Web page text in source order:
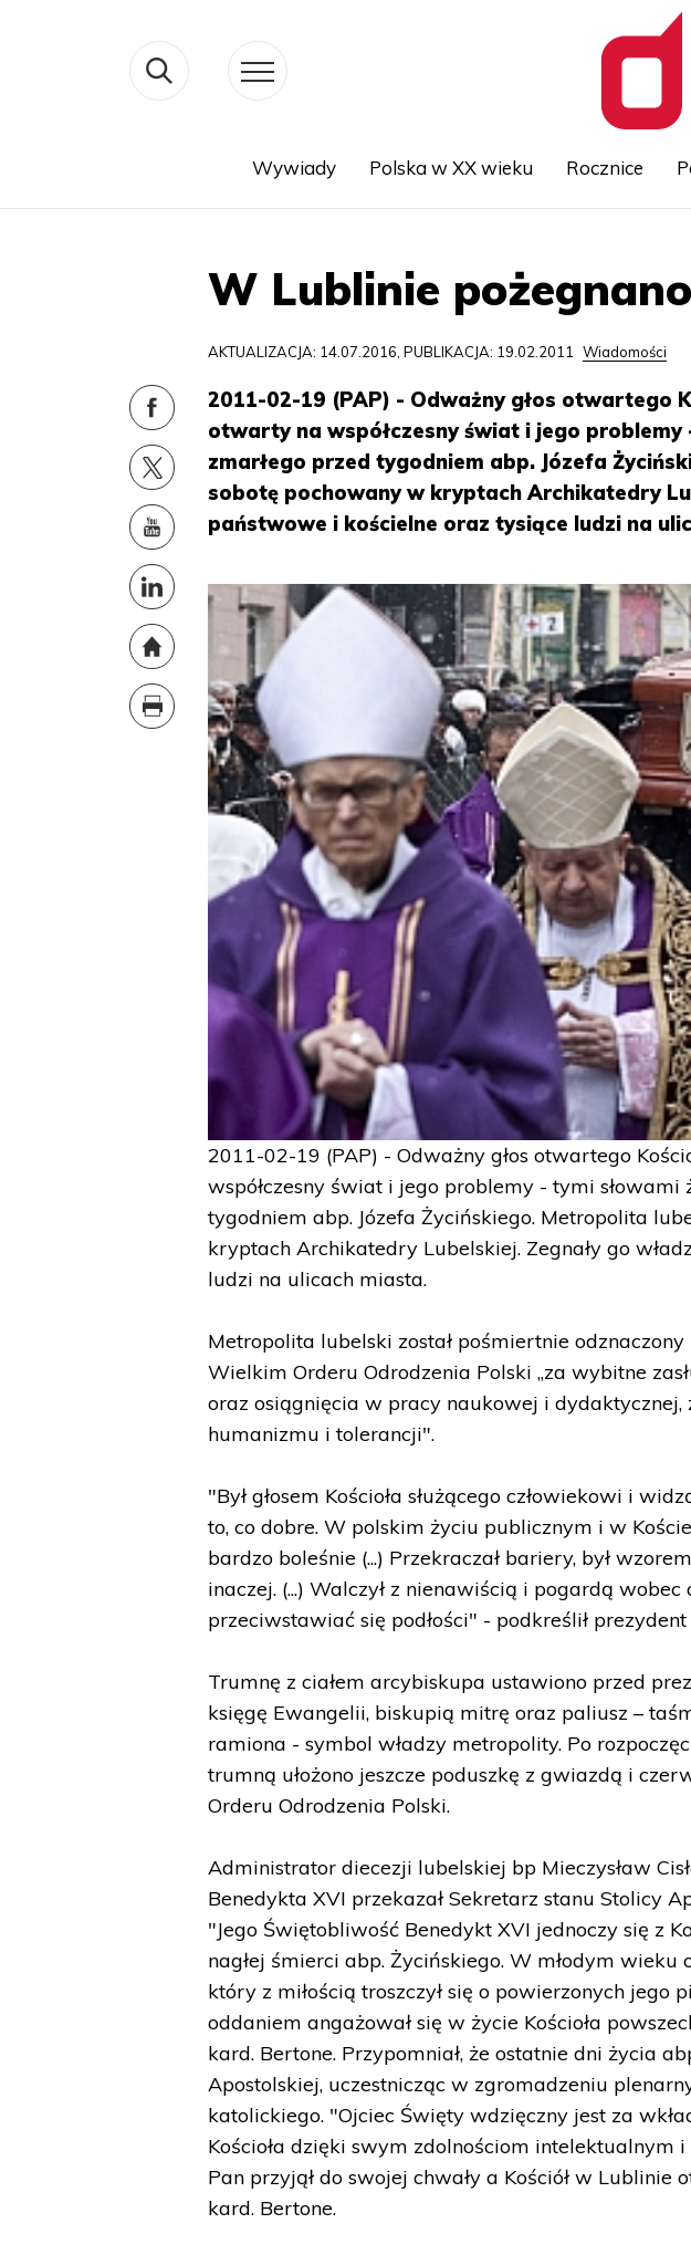
Wywiady Polska w XX wieku Rocznice
W Lublinie
AKTUALIZACJA: 14.07.2016, PUBLIKACJA: 19.02.2011 Wiadomości
2011-02-19 (PAP) - Odważny głos otwartego
otwarty na współczesny świat i jego
zmarłego przed tygodniem abp. Józefa
sobotę pochowany w kryptach Archikatedry
państwowe i kościelne oraz tysiące ludzi na
2011-02-19 (PAP) - Odważny głos otwartego
współczesny świat i jego problemy - tymi słowami
tygodniem abp. Józefa Życińskiego. Metropolita
kryptach Archikatedry Lubelskiej. Zegnały go
ludzi na ulicach miasta.
Metropolita lubelski został pośmiertnie
Wielkim Orderu Odrodzenia Polski „za wybitne
oraz osiągnięcia w pracy naukowej i
humanizmu i tolerancji".
"Był głosem Kościoła służącego człowiekowi i
to, co dobre. W polskim życiu publicznym i w
bardzo boleśnie (...) Przekraczał bariery, był
inaczej. (...) Walczył z nienawiścią i pogardą wobec
przeciwstawiać się podłości" - podkreślił
Trumnę z ciałem arcybiskupa ustawiono przed
księgę Ewangelii, biskupią mitrę oraz paliusz –
ramiona - symbol władzy metropolity. Po
trumną ułożono jeszcze poduszkę z gwiazdą i
Orderu Odrodzenia Polski.
Administrator diecezji lubelskiej bp Mieczysław
Benedykta XVI przekazał Sekretarz stanu Stolicy
"Jego Świętobliwość Benedykt XVI jednoczy się z
nagłej śmierci abp. Życińskiego. W młodym wieku
który z miłością troszczył się o powierzonych jego
oddaniem angażował się w życie Kościoła
kard. Bertone. Przypomniał, że ostatnie dni życia
Apostolskiej, uczestnicząc w zgromadzeniu
katolickiego. "Ojciec Święty wdzięczny jest za
Kościoła dzięki swym zdolnościom intelektualnym
Pan przyjął do swojej chwały a Kościół w Lublinie
kard. Bertone.